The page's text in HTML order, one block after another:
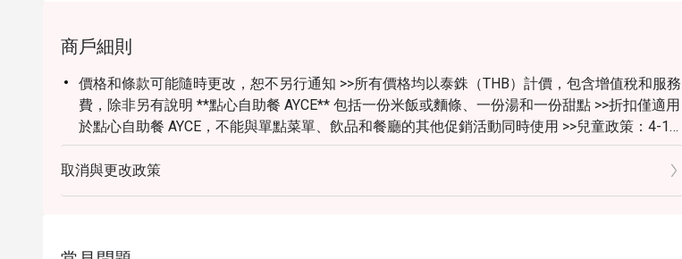
商戶細則
價格和條款可能隨時更改，恕不另行通知 >>所有價格均以泰銖（THB）計價，包含增值稅和服務
費，除非另有說明 **點心自助餐 AYCE** 包括一份米飯或麵條、一份湯和一份甜點 >>折扣僅適用
於點心自助餐 AYCE，不能與單點菜單、飲品和餐廳的其他促銷活動同時使用 >>兒童政策：4-11
歲兒童按半價收費（Eatigo折扣不適用於兒童價格）；12歲及以上兒童按成人標準收費 >>特別節
日和公共假期的價格可能隨時更改，恕不另行通知 >>白雲餐廳著裝要求為非正式休閒裝（運動服
取消與更改政策